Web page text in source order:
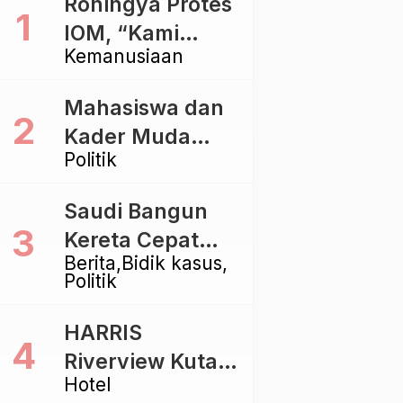
Kemanusiaan
IOM, “Kami
dibiarkan Mati
Politik
Mahasiswa dan
Kader Muda
Ramaikan Forum
Golkar di
Singaraja
Berita Bidik kasus
Politik
Saudi Bangun
Kereta Cepat
Rp112 Triliun,
Proyek Rp116
Triliun yang
Baru Sampai
Hotel
HARRIS
Riverview Kuta
Bali Tawarkan